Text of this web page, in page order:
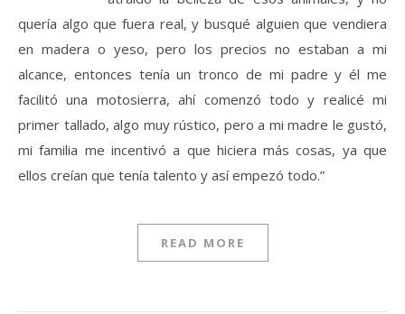
quería algo que fuera real, y busqué alguien que vendiera
en madera o yeso, pero los precios no estaban a mi
alcance, entonces tenía un tronco de mi padre y él me
facilitó una motosierra, ahí comenzó todo y realicé mi
primer tallado, algo muy rústico, pero a mi madre le gustó,
mi familia me incentivó a que hiciera más cosas, ya que
ellos creían que tenía talento y así empezó todo.”
READ MORE